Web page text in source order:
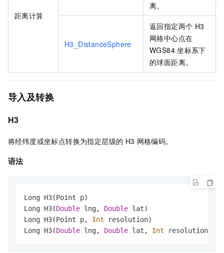
距离计算
离。
H3_DistanceSphere
返回指定两个 H3
网格中心点在
WGS84 坐标系下
的球面距离。
导入及转换
H3
将经纬度或坐标点转换为指定层级的 H3 网格编码。
语法
Long H3(Point p)
Long H3(Double lng, Double lat)
Long H3(Point p, Int resolution)
Long H3(Double lng, Double lat, Int resolution)